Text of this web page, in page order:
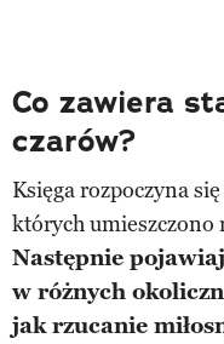
Co zawiera
czarów?
Księga rozpoczyna
których umieszczono
Następnie
w różnych
jak rzucanie